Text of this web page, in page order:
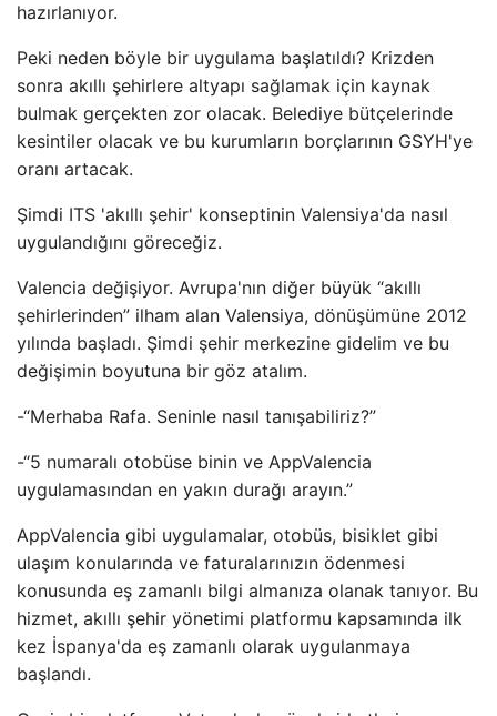
hazırlanıyor.
Peki neden böyle bir uygulama başlatıldı? Krizden
sonra akıllı şehirlere altyapı sağlamak için kaynak
bulmak gerçekten zor olacak. Belediye bütçelerinde
kesintiler olacak ve bu kurumların borçlarının GSYH'ye
oranı artacak.
Şimdi ITS 'akıllı şehir' konseptinin Valensiya'da nasıl
uygulandığını göreceğiz.
Valencia değişiyor. Avrupa'nın diğer büyük “akıllı
şehirlerinden” ilham alan Valensiya, dönüşümüne 2012
yılında başladı. Şimdi şehir merkezine gidelim ve bu
değişimin boyutuna bir göz atalım.
-“Merhaba Rafa. Seninle nasıl tanışabiliriz?”
-“5 numaralı otobüse binin ve AppValencia
uygulamasından en yakın durağı arayın.”
AppValencia gibi uygulamalar, otobüs, bisiklet gibi
ulaşım konularında ve faturalarınızın ödenmesi
konusunda eş zamanlı bilgi almanıza olanak tanıyor. Bu
hizmet, akıllı şehir yönetimi platformu kapsamında ilk
kez İspanya'da eş zamanlı olarak uygulanmaya
başlandı.